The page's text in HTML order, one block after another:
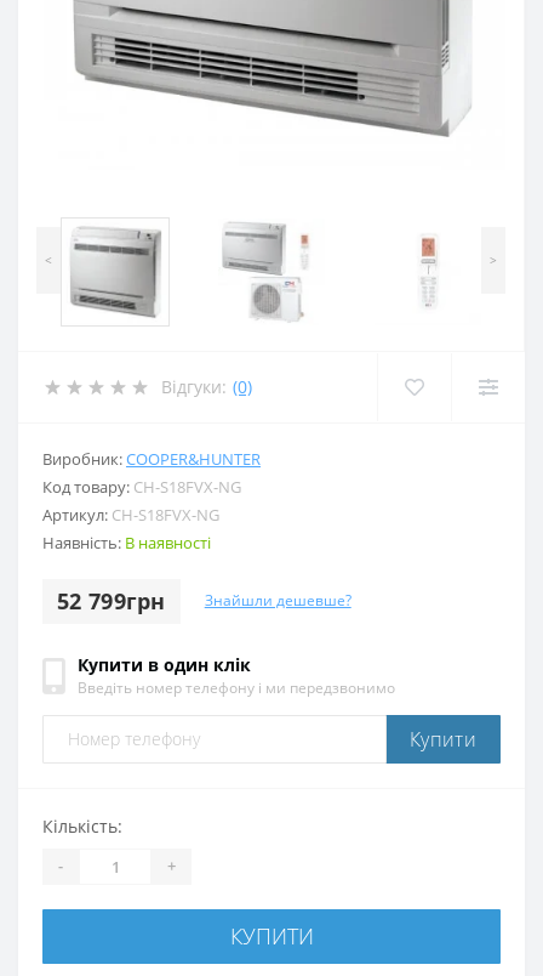
< >
Відгуки: (0)
Виробник:COOPER&HUNTER
Код товару: CH-S18FVX-NG
Артикул: CH-S18FVX-NG
Наявність: В наявності
52 799грн Знайшли дешевше?
Купити в один клік
Введіть номер телефону і ми передзвонимо
Купити
Кількість:
- +
КУПИТИ